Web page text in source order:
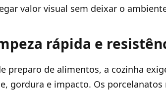
valor visual sem deixar o
rápida e
preparo de alimentos, a cozinha
gordura e impacto. Os